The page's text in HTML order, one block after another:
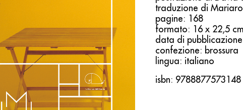
traduzione di
pagine: 168
formato: 16 x 22,5 cm
data di
confezione: brossura
lingua: italiano
isbn: 9788877573148